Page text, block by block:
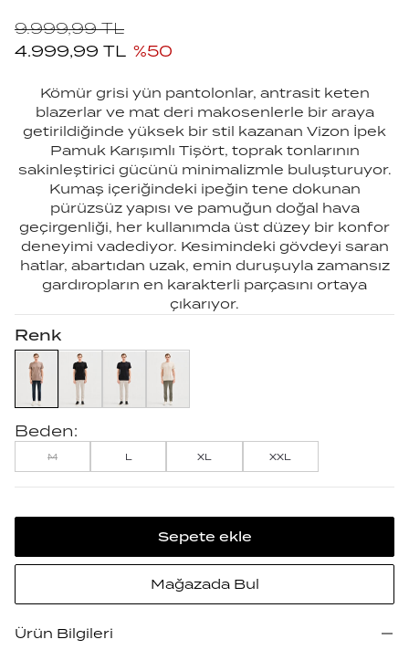
9.999,99 TL
4.999,99 TL %50
Kömür grisi yün pantolonlar, antrasit keten
blazerlar ve mat deri makosenlerle bir araya
getirildiğinde yüksek bir stil kazanan Vizon İpek
Pamuk Karışımlı Tişört, toprak tonlarının
sakinleştirici gücünü minimalizmle buluşturuyor.
Kumaş içeriğindeki ipeğin tene dokunan
pürüzsüz yapısı ve pamuğun doğal hava
geçirgenliği, her kullanımda üst düzey bir konfor
deneyimi vadediyor. Kesimindeki gövdeyi saran
hatlar, abartıdan uzak, emin duruşuyla zamansız
gardıropların en karakterli parçasını ortaya
çıkarıyor.
Renk
Beden:
M L XL XXL
Sepete ekle
Mağazada Bul
Ürün Bilgileri